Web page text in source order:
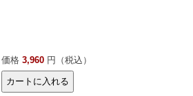
価格 3,960 円（税込）